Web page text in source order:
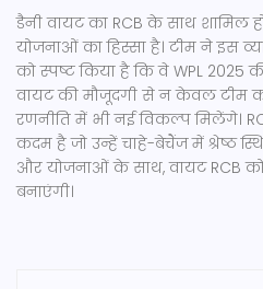
डैनी वायट का RCB के साथ शामिल
योजनाओं का हिस्सा है। टीम ने इस
को स्पष्ट किया है कि वे WPL 2025
वायट की मौजूदगी से न केवल टीम
रणनीति में भी नई विकल्प मिलेंगे।
कदम है जो उन्हें चाहे-बेचैंज में श्रेष्ठ
और योजनाओं के साथ, वायट RCB
बनाएंगी।